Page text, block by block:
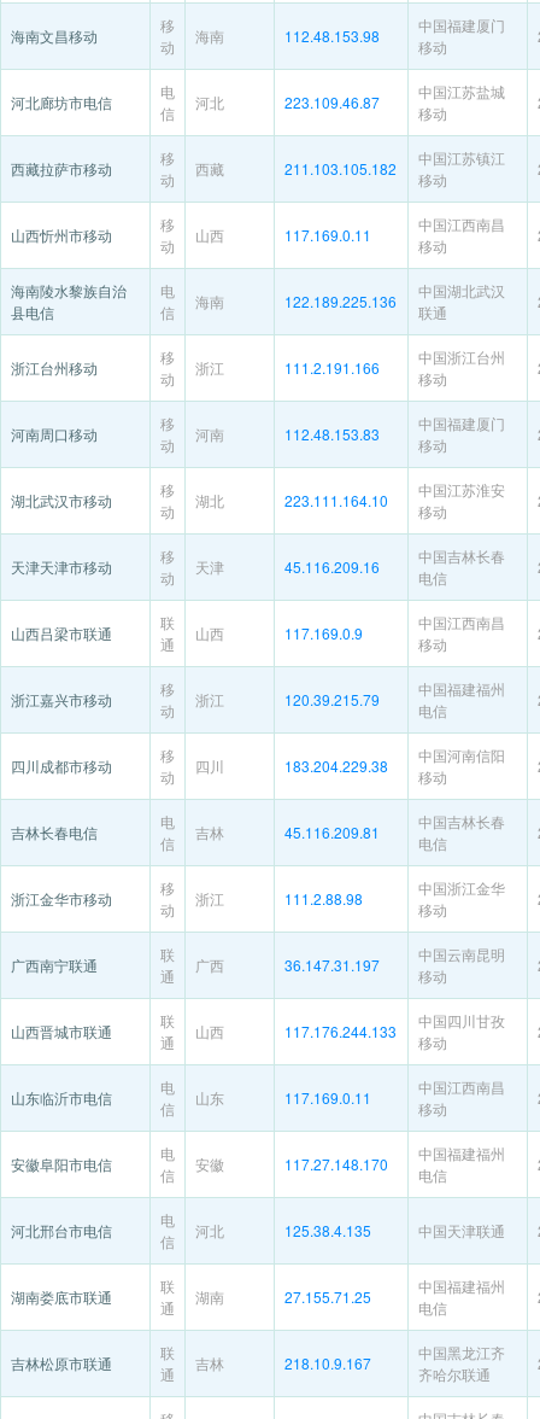
海南文昌移动
移
动
海南 112.48.153.98
中国福建厦门
移动
河北廊坊市电信
电
信
河北 223.109.46.87
中国江苏盐城
移动
西藏拉萨市移动
移
动
西藏 211.103.105.182
中国江苏镇江
移动
山西忻州市移动
移
动
山西 117.169.0.11
中国江西南昌
移动
海南陵水黎族自治
县电信
电
信
海南 122.189.225.136
中国湖北武汉
联通
浙江台州移动
移
动
浙江 111.2.191.166
中国浙江台州
移动
河南周口移动
移
动
河南 112.48.153.83
中国福建厦门
移动
湖北武汉市移动
移
动
湖北 223.111.164.10
中国江苏淮安
移动
天津天津市移动
移
动
天津 45.116.209.16
中国吉林长春
电信
山西吕梁市联通
联
通
山西 117.169.0.9
中国江西南昌
移动
浙江嘉兴市移动
移
动
浙江 120.39.215.79
中国福建福州
电信
四川成都市移动
移
动
四川 183.204.229.38
中国河南信阳
移动
吉林长春电信
电
信
吉林 45.116.209.81
中国吉林长春
电信
浙江金华市移动
移
动
浙江 111.2.88.98
中国浙江金华
移动
广西南宁联通
联
通
广西 36.147.31.197
中国云南昆明
移动
山西晋城市联通
联
通
山西 117.176.244.133
中国四川甘孜
移动
山东临沂市电信
电
信
山东 117.169.0.11
中国江西南昌
移动
安徽阜阳市电信
电
信
安徽 117.27.148.170
中国福建福州
电信
河北邢台市电信
电
信
河北 125.38.4.135 中国天津联通
湖南娄底市联通
联
通
湖南 27.155.71.25
中国福建福州
电信
吉林松原市联通
联
通
吉林 218.10.9.167
中国黑龙江齐
齐哈尔联通